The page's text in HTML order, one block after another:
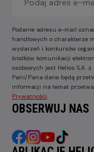
Podanie adresu e-mail
handlowych o charakterze
wydarzeń i konkursów
środków komunikacji
osobowych jest Helios S.A.
Pani/Pana dane będą
informacji na temat
Prywatności
OBSERWUJ NAS